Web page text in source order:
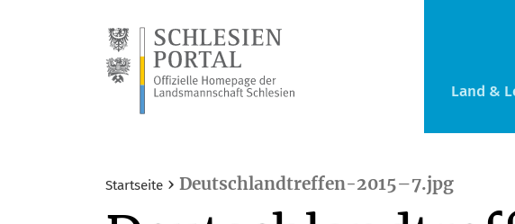
Land &
Startseite › Deutschlandtreffen-2015–7.jpg